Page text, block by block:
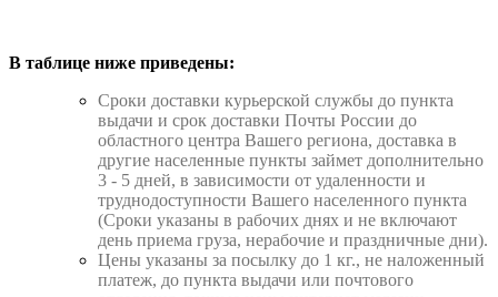
В таблице ниже приведены:
Cроки доставки курьерской службы до пункта
выдачи и срок доставки Почты России до
областного центра Вашего региона, доставка в
другие населенные пункты займет дополнительно
3 - 5 дней, в зависимости от удаленности и
труднодоступности Вашего населенного пункта
(Сроки указаны в рабочих днях и не включают
день приема груза, нерабочие и праздничные дни).
Цены указаны за посылку до 1 кг., не наложенный
платеж, до пункта выдачи или почтового